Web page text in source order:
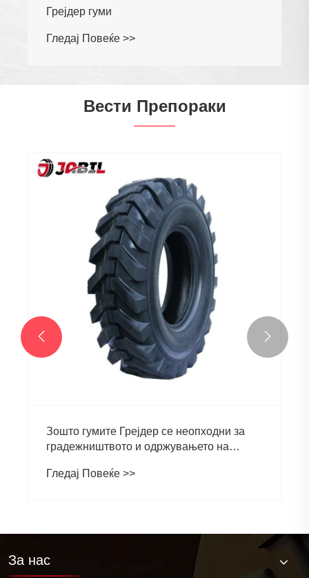
Грејдер гуми
Гледај Повеќе >>
Вести Препораки
Зошто гумите Грејдер се неопходни за
градежништвото и одржувањето на
Гледај Повеќе >>
 
За нас